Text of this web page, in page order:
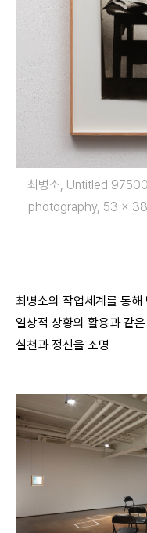
최병소, Untitled
photography, 53 x
최병소의 작업세계를 통
일상적 상황의 활용과 같
실천과 정신을 조명